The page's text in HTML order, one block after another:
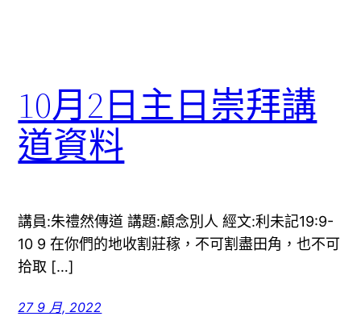
10月2日主日崇拜講
道資料
講員:朱禮然傳道 講題:顧念別人 經文:利未記19:9-
10 9 在你們的地收割莊稼，不可割盡田角，也不可
拾取 […]
27 9 月, 2022